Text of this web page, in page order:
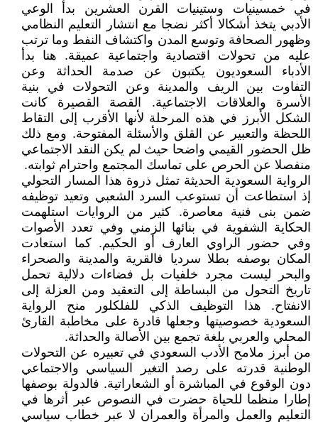
في خمسينيات وستينيات القرن العشرين بدأ الوعي
الأدبي يتخذ أشكالا أكثر نضجا مع انتشار التعليم النظامي
وظهور الصحافة وتوسع المدن واكتشاف النفط وما ترتب
عليه من تحولات اقتصادية واجتماعية عميقة. هنا بدأ
الأدباء السعوديون يكتبون عن صدمة الحداثة وعن
التفاوت بين الريف والمدينة وعن التحولات في بنية
الأسرة والعلاقات الاجتماعية. القصة القصيرة كانت
الشكل الأبرز في هذه المرحلة لأنها الأقرب إلى التقاط
اللحظة والتعبير عن القلق والأسئلة المفتوحة. ومع ذلك
ظل الحضور القيمي واضحا حيث لم يكن النقد الاجتماعي
منفصلا عن الحرص على تماسك المجتمع واحترام ثوابته.
الرواية السعودية الحديثة تمثل ذروة هذا المسار التحولي
إذ استطاعت أن تستوعب السرد الشعبي وتعيد توظيفه
ضمن بنى فنية معاصرة. كثير من الروايات استلهمت
الحكاية الشفوية في بنائها الزمني وفي تعدد الأصوات
وفي حضور الراوي العارف أو الحكيم. كما استعادت
المكان بوصفه بطلا سرديا فالقرية والمدينة والصحراء
والبحر ليست مجرد خلفيات بل فضاءات دلالية تحمل
تاريخ التحول من البساطة إلى التعقيد ومن العزلة إلى
الانفتاح. هذا التوظيف الذكي للفلكلور منح الرواية
السعودية خصوصيتها وجعلها قادرة على مخاطبة القارئ
المحلي والعربي بلغة تجمع بين الأصالة والحداثة.
من أبرز ملامح الأدب السعودي في تعبيره عن التحولات
الوطنية قدرته على رصد التغير السياسي والاجتماعي
دون الوقوع في المباشرة أو الشعاراتية. فالدولة بوصفها
إطارا منظما للحياة حضرت في النصوص عبر أثرها في
التعليم والعمل والمرأة والعمران لا عبر خطاب سياسي